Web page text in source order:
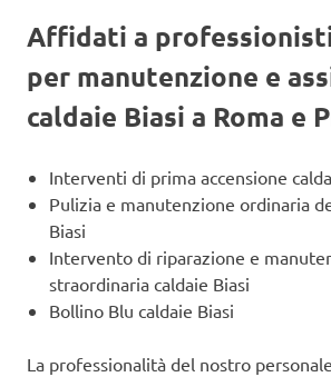
Affidati a
per manutenzione e
caldaie Biasi a Roma e
Interventi di prima accensione
Pulizia e manutenzione ordinaria
Biasi
Intervento di riparazione e
straordinaria caldaie Biasi
Bollino Blu caldaie Biasi
La professionalità del nostro